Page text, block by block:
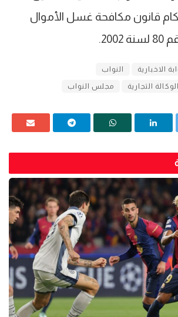
قانون مكافحة غسل الأموال
الاخبارية النواب
التجارية مجلس النواب